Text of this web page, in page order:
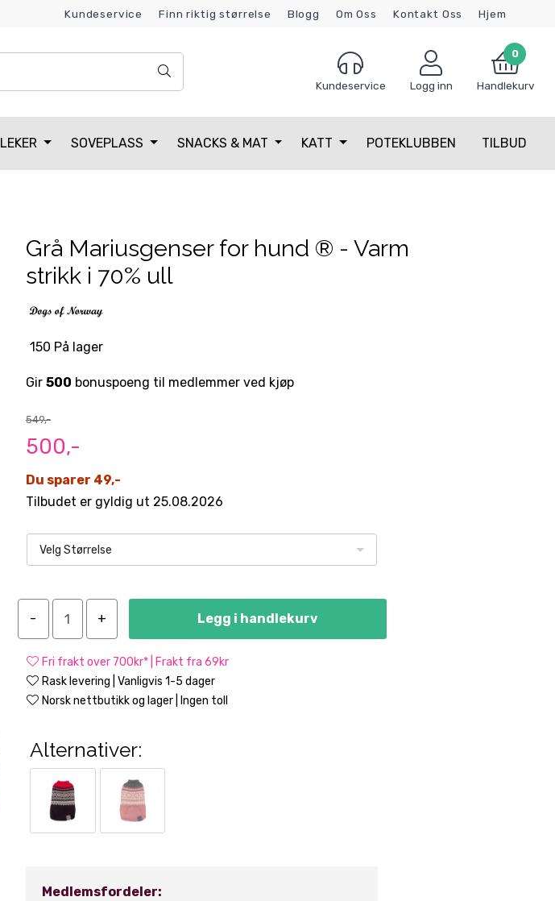
Kundeservice Finn riktig størrelse Blogg Om Oss Kontakt Oss
Hjem
Kundeservice Logg inn
0
Handlekurv
LEKER SOVEPLASS SNACKS & MAT KATT POTEKLUBBEN TILBUD
Grå Mariusgenser for hund ® - Varm
strikk i 70% ull
150 På lager
Gir 500 bonuspoeng til medlemmer ved kjøp
549,-
500,-
Du sparer 49,-
Tilbudet er gyldig ut 25.08.2026
Velg Størrelse
Legg i handlekurv
Fri frakt over 700kr* | Frakt fra 69kr
Rask levering | Vanligvis 1-5 dager
Norsk nettbutikk og lager | Ingen toll
Alternativer:
Medlemsfordeler: